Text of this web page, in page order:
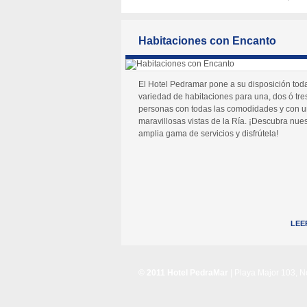
Habitaciones con Encanto
El Hotel Pedramar pone a su disposición
variedad de habitaciones para una, dos ó
personas con todas las comodidades y con
maravillosas vistas de la Ría. ¡Descubra
amplia gama de servicios y disfrútela!